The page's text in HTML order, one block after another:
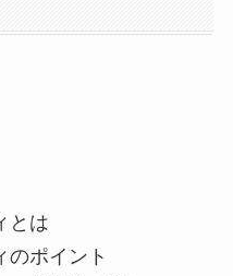
とは
のポイント